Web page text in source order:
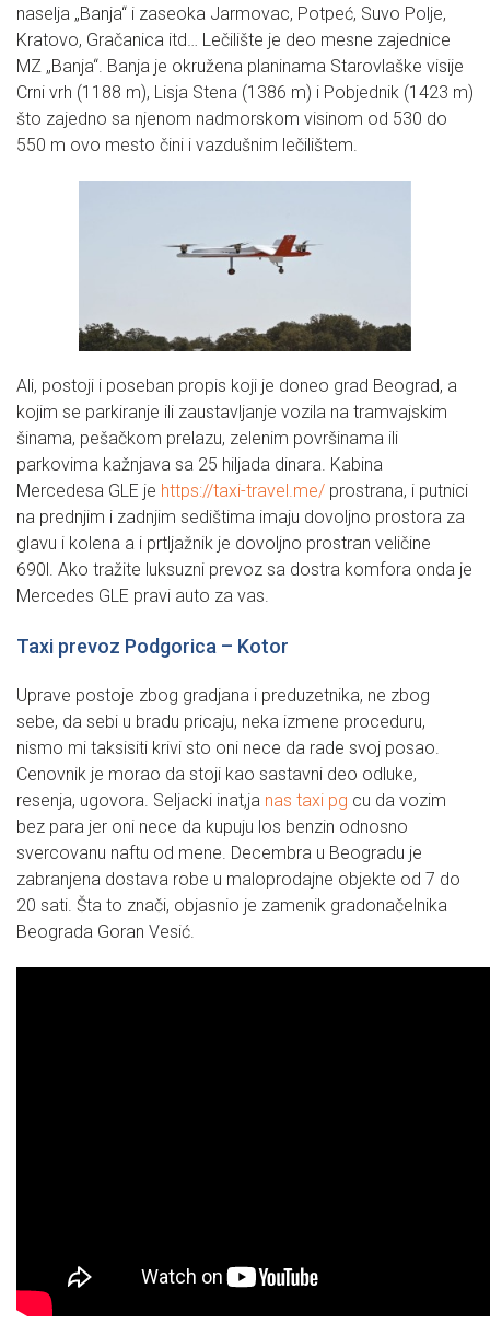
naselja „Banja“ i zaseoka Jarmovac, Potpeć, Suvo Polje,
Kratovo, Gračanica itd… Lečilište je deo mesne zajednice
MZ „Banja“. Banja je okružena planinama Starovlaške visije
Crni vrh (1188 m), Lisja Stena (1386 m) i Pobjednik (1423 m)
što zajedno sa njenom nadmorskom visinom od 530 do
550 m ovo mesto čini i vazdušnim lečilištem.
Ali, postoji i poseban propis koji je doneo grad Beograd, a
kojim se parkiranje ili zaustavljanje vozila na tramvajskim
šinama, pešačkom prelazu, zelenim površinama ili
parkovima kažnjava sa 25 hiljada dinara. Kabina
Mercedesa GLE je https://taxi-travel.me/ prostrana, i putnici
na prednjim i zadnjim sedištima imaju dovoljno prostora za
glavu i kolena a i prtljažnik je dovoljno prostran veličine
690l. Ako tražite luksuzni prevoz sa dostra komfora onda je
Mercedes GLE pravi auto za vas.
Taxi prevoz Podgorica – Kotor
Uprave postoje zbog gradjana i preduzetnika, ne zbog
sebe, da sebi u bradu pricaju, neka izmene proceduru,
nismo mi taksisiti krivi sto oni nece da rade svoj posao.
Cenovnik je morao da stoji kao sastavni deo odluke,
resenja, ugovora. Seljacki inat,ja nas taxi pg cu da vozim
bez para jer oni nece da kupuju los benzin odnosno
svercovanu naftu od mene. Decembra u Beogradu je
zabranjena dostava robe u maloprodajne objekte od 7 do
20 sati. Šta to znači, objasnio je zamenik gradonačelnika
Beograda Goran Vesić.